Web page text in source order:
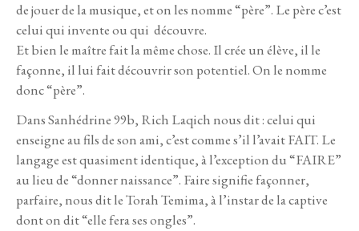
de jouer de la musique, et on les nomme “père”. Le père c’est
celui qui invente ou qui découvre.
Et bien le maître fait la même chose. Il crée un élève, il le
façonne, il lui fait découvrir son potentiel. On le nomme
donc “père”.
Dans Sanhédrine 99b, Rich Laqich nous dit : celui qui
enseigne au fils de son ami, c’est comme s’il l’avait FAIT. Le
langage est quasiment identique, à l’exception du “FAIRE”
au lieu de “donner naissance”. Faire signifie façonner,
parfaire, nous dit le Torah Temima, à l’instar de la captive
dont on dit “elle fera ses ongles”.